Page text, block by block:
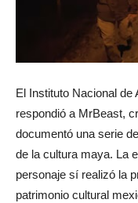
El Instituto Nacional de
respondió a MrBeast,
documentó una serie
de la cultura maya. La
personaje sí realizó la
patrimonio cultural